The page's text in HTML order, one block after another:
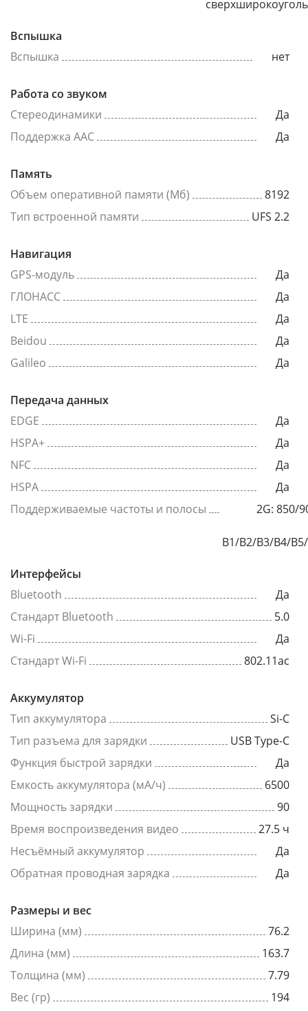
Вспышка
Вспышка
нет
Работа со звуком
Стереодинамики
Да
Поддержка AAC
Да
Память
Объем оперативной памяти (Мб)
8192
Тип встроенной памяти
UFS 2.2
Навигация
GPS-модуль
Да
ГЛОНАСС
Да
LTE
Да
Beidou
Да
Galileo
Да
Передача данных
EDGE
Да
HSPA+
Да
NFC
Да
HSPA
Да
Поддерживаемые частоты и полосы
2G: 850/
B1/B2/B3/B4/
Интерфейсы
Bluetooth
Да
Стандарт Bluetooth
5.0
Wi-Fi
Да
Стандарт Wi-Fi
802.11ac
Аккумулятор
Тип аккумулятора
Si-C
Тип разъема для зарядки
USB Type-C
Функция быстрой зарядки
Да
Емкость аккумулятора (мА/ч)
6500
Мощность зарядки
90
Время воспроизведения видео
27.5 ч
Несъёмный аккумулятор
Да
Обратная проводная зарядка
Да
Размеры и вес
Ширина (мм)
76.2
Длина (мм)
163.7
Толщина (мм)
7.79
Вес (гр)
194